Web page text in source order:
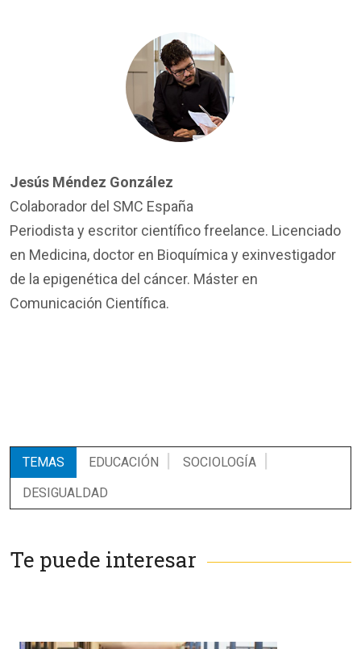
Jesús Méndez González
Colaborador del SMC España
Periodista y escritor científico freelance. Licenciado
en Medicina, doctor en Bioquímica y exinvestigador
de la epigenética del cáncer. Máster en
Comunicación Científica.
TEMAS EDUCACIÓN
SOCIOLOGÍA
DESIGUALDAD
Te puede interesar